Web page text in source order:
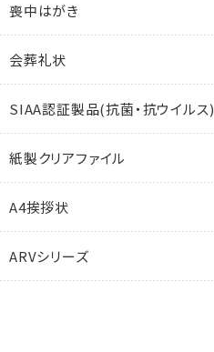
パステルカラー封筒
ベストカラー封筒
破れない封筒
エコ封筒
FSC森林認証
再生紙
その他
ファンシー封筒
プリンター対応
レーザー
インクジェット
エコ
お悔み用
クオレッティ
プリンター対応
洋5封筒
洋6封筒
洋7封筒
洋東京3号封筒
洋特1封筒
ミニ封筒
貴重品
ジュエル
花ふぜい
花ごろも
手漉き和紙
薬袋
喪中はがき
会葬礼状
SIAA認証製品(抗菌・抗ウイルス)
紙製クリアファイル
A4挨拶状
ARVシリーズ